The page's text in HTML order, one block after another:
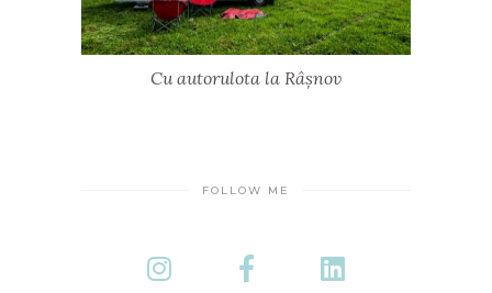
Cu autorulota la Râșnov
FOLLOW ME